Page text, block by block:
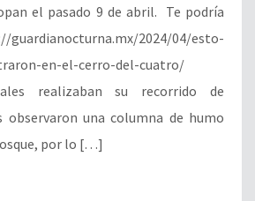
el pasado 9 de abril. Te podría
2024/04/esto-
en-el-cerro-del-cuatro/
realizaban su recorrido de
observaron una columna de humo
por lo […]